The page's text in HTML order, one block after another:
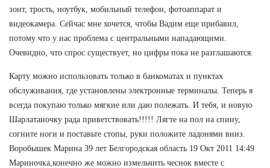
зонт, трость, ноутбук, мобильный телефон, фотоаппарат и
видеокамера. Сейчас мне хочется, чтобы Вадим еще прибавил,
потому что у нас проблема с центральными нападающими.
Очевидно, что спрос существует, но цифры пока не разглашаются.
Карту можно использовать только в банкоматах и пунктах
обслуживания, где установлены электронные терминалы. Теперь я
всегда покупаю только мягкие или даю полежать. И тебя, и новую
Шарлатаночку рада приветствовать!!!!! Лягте на пол на спину,
согните ноги и поставьте стопы, руки положите ладонями вниз.
Воробышек Марина 39 лет Белгородская область 19 Окт 2011 14:49
Мариночка,конечно же можно измельчить чеснок вместе с